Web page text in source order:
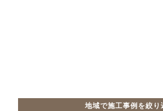
地域で施工事例を絞り